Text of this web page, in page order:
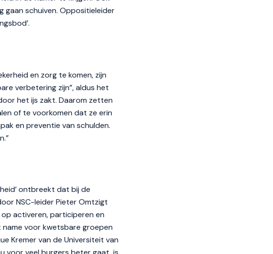
gaan schuiven. Oppositieleider
en zorg te komen, zijn
verbetering zijn”, aldus het
het ijs zakt. Daarom zetten
of te voorkomen dat ze erin
en preventie van schulden.
ontbreekt dat bij de
NSC-leider Pieter Omtzigt
activeren, participeren en
voor kwetsbare groepen
Kremer van de Universiteit van